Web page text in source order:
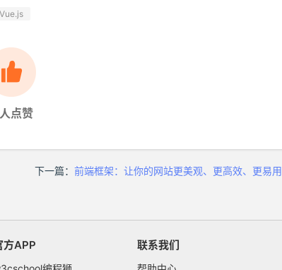
Vue.js
人点赞
下一篇：前端框架：让你的网站更美观、更高效、更易用
方APP 联系我们